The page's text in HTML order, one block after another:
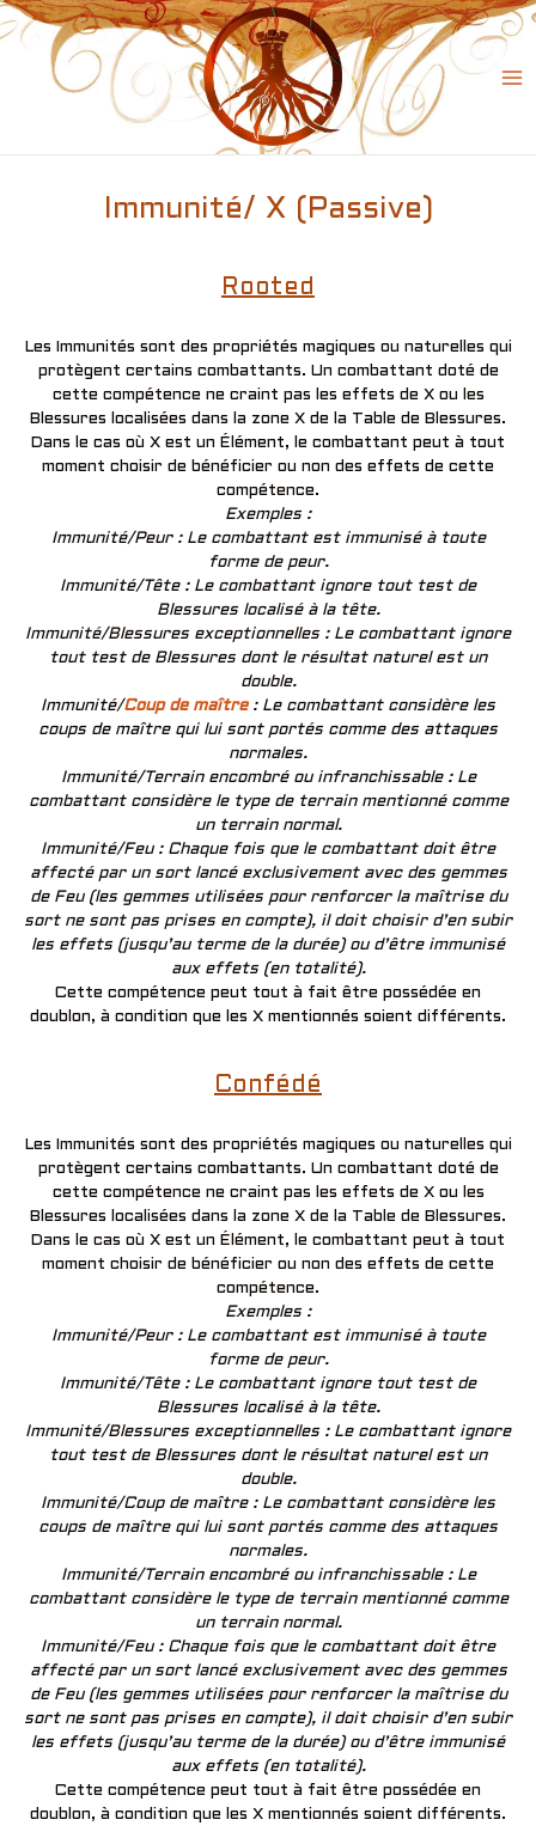
Skip
to
content
Immunité/ X (Passive)
Rooted
Les Immunités sont des propriétés magiques ou naturelles qui
protègent certains combattants. Un combattant doté de
cette compétence ne craint pas les effets de X ou les
Blessures localisées dans la zone X de la Table de Blessures.
Dans le cas où X est un Élément, le combattant peut à tout
moment choisir de bénéficier ou non des effets de cette
compétence.
Exemples :
Immunité/Peur : Le combattant est immunisé à toute
forme de peur.
Immunité/Tête : Le combattant ignore tout test de
Blessures localisé à la tête.
Immunité/Blessures exceptionnelles : Le combattant ignore
tout test de Blessures dont le résultat naturel est un
double.
Immunité/Coup de maître: Le combattant considère les
coups de maître qui lui sont portés comme des attaques
normales.
Immunité/Terrain encombré ou infranchissable : Le
combattant considère le type de terrain mentionné comme
un terrain normal.
Immunité/Feu : Chaque fois que le combattant doit être
affecté par un sort lancé exclusivement avec des gemmes
de Feu (les gemmes utilisées pour renforcer la maîtrise du
sort ne sont pas prises en compte), il doit choisir d’en subir
les effets (jusqu’au terme de la durée) ou d’être immunisé
aux effets (en totalité).
Cette compétence peut tout à fait être possédée en
doublon, à condition que les X mentionnés soient différents.
Confédé
Les Immunités sont des propriétés magiques ou naturelles qui
protègent certains combattants. Un combattant doté de
cette compétence ne craint pas les effets de X ou les
Blessures localisées dans la zone X de la Table de Blessures.
Dans le cas où X est un Élément, le combattant peut à tout
moment choisir de bénéficier ou non des effets de cette
compétence.
Exemples :
Immunité/Peur : Le combattant est immunisé à toute
forme de peur.
Immunité/Tête : Le combattant ignore tout test de
Blessures localisé à la tête.
Immunité/Blessures exceptionnelles : Le combattant ignore
tout test de Blessures dont le résultat naturel est un
double.
Immunité/Coup de maître : Le combattant considère les
coups de maître qui lui sont portés comme des attaques
normales.
Immunité/Terrain encombré ou infranchissable : Le
combattant considère le type de terrain mentionné comme
un terrain normal.
Immunité/Feu : Chaque fois que le combattant doit être
affecté par un sort lancé exclusivement avec des gemmes
de Feu (les gemmes utilisées pour renforcer la maîtrise du
sort ne sont pas prises en compte), il doit choisir d’en subir
les effets (jusqu’au terme de la durée) ou d’être immunisé
aux effets (en totalité).
Cette compétence peut tout à fait être possédée en
doublon, à condition que les X mentionnés soient différents.